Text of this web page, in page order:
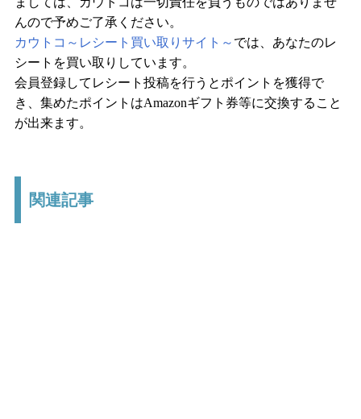
んので予めご了承ください。
カウトコ～レシート買い取りサイト～ では、あなたのレ
シートを買い取りしています。
会員登録してレシート投稿を行うとポイントを獲得で
き、集めたポイントはAmazonギフト券等に交換すること
が出来ます。
関連記事